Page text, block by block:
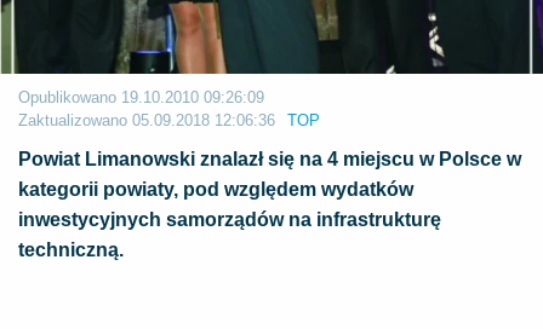
Opublikowano 19.10.2010 09:26:09
Zaktualizowano 05.09.2018 12:06:36 TOP
Powiat Limanowski znalazł się na 4 miejscu w Polsce w
kategorii powiaty, pod względem wydatków
inwestycyjnych samorządów na infrastrukturę
techniczną.